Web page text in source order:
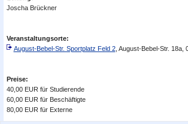
Joscha Brückner
Veranstaltungsorte:
August-Bebel-Str. Sportplatz Feld 2, August-Bebel-Str. 18a,
Preise:
40,00 EUR für Studierende
60,00 EUR für Beschäftigte
80,00 EUR für Externe